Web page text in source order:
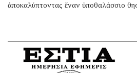
ἀποκαλύπτοντας ἕναν ὑποθαλάσσιο